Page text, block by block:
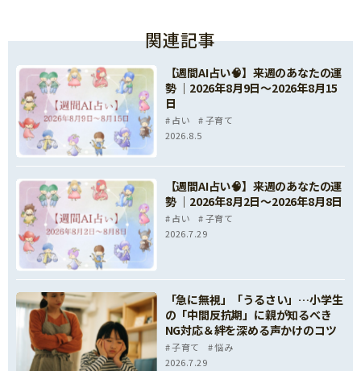
関連記事
【週間AI占い🧠】来週のあなたの運
勢 ｜2026年8月9日〜2026年8月15
日
占い
子育て
2026.8.5
【週間AI占い🧠】来週のあなたの運
勢 ｜2026年8月2日〜2026年8月8日
占い
子育て
2026.7.29
「急に無視」「うるさい」…小学生
の「中間反抗期」に親が知るべき
NG対応＆絆を深める声かけのコツ
子育て
悩み
2026.7.29